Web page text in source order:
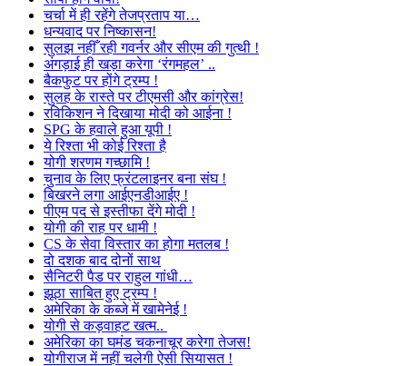
चर्चा में ही रहेंगे तेजप्रताप या…
धन्यवाद पर निष्कासन!
सुलझ नहीँ रही गवर्नर और सीएम की गुत्थी !
अंगड़ाई ही खड़ा करेगा ‘रंगमहल’ ..
बैकफुट पर होंगे ट्रम्प !
सुलह के रास्ते पर टीएमसी और कांग्रेस!
रविकिशन ने दिखाया मोदी को आईना !
SPG के हवाले हुआ यूपी !
ये रिश्ता भी कोई रिश्ता है
योगी शरणम गच्छामि !
चुनाव के लिए फ्रंटलाइनर बना संघ !
बिखरने लगा आईएनडीआईए !
पीएम पद से इस्तीफा देंगे मोदी !
योगी की राह पर धामी !
CS के सेवा विस्तार का होगा मतलब !
दो दशक बाद दोनों साथ
सैनिटरी पैड पर राहुल गांधी…
झूठा साबित हुए ट्रम्प !
अमेरिका के कब्जे में खामेनेई !
योगी से कड़वाहट खत्म..
अमेरिका का घमंड चकनाचूर करेगा तेजस!
योगीराज में नहीं चलेगी ऐसी सियासत !